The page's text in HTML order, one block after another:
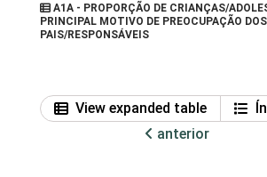
A1A - PROPORÇÃO DE CRIANÇAS/
PRINCIPAL MOTIVO DE PREOCUPAÇÃO
PAIS/RESPONSÁVEIS
View expanded table
anterior